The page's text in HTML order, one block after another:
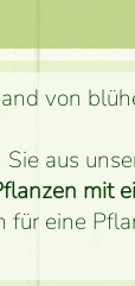
von
aus
mit
für eine